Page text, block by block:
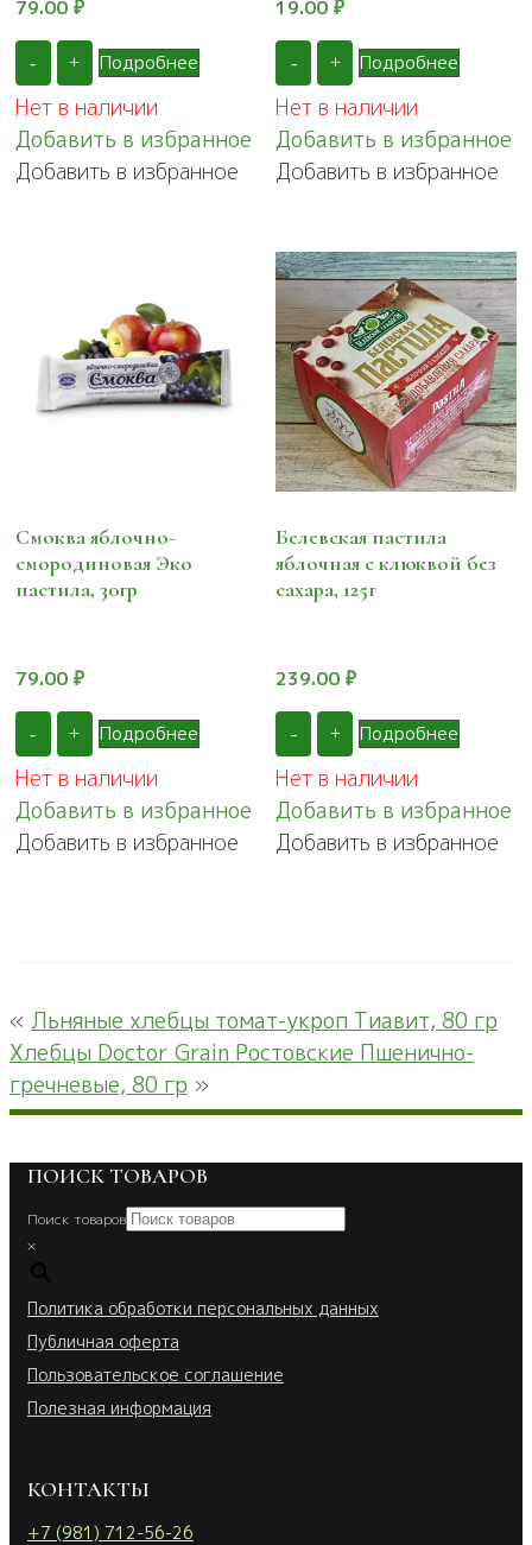
79.00 ₽
- + Подробнее
Нет в наличии
Добавить в избранное
Добавить в избранное
19.00₽
- + Подробнее
Нет в наличии
Добавить в избранное
Добавить в избранное
Смоква яблочно-
смородиновая Эко
пастила, 30гр
79.00 ₽
- + Подробнее
Нет в наличии
Добавить в избранное
Добавить в избранное
Белевская пастила
яблочная с клюквой без
сахара, 125г
239.00₽
- + Подробнее
Нет в наличии
Добавить в избранное
Добавить в избранное
« Льняные хлебцы томат-укроп Тиавит, 80 гр
Хлебцы Doctor Grain Ростовские Пшенично-
гречневые, 80 гр »
ПОИСК ТОВАРОВ
Поиск товаров
×
Политика обработки персональных данных
Публичная оферта
Пользовательское соглашение
Полезная информация
КОНТАКТЫ
+7 (981) 712-56-26